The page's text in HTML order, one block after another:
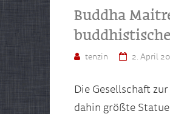
Buddha
tenzin 2. April
Die Gesellschaft
dahin größte